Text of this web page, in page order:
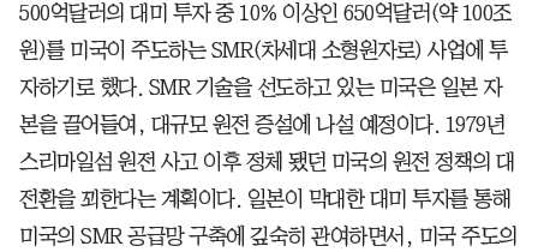
500억달러의 대미 투자 중 10% 이상인 650억달러(약 100조
원)를 미국이 주도하는 SMR(차세대 소형원자로) 사업에 투
자하기로 했다. SMR 기술을 선도하고 있는 미국은 일본 자
본을 끌어들여, 대규모 원전 증설에 나설 예정이다. 1979년
스리마일섬 원전 사고 이후 정체 됐던 미국의 원전 정책의 대
전환을 꾀한다는 계획이다. 일본이 막대한 대미 투자를 통해
미국의 SMR 공급망 구축에 깊숙히 관여하면서, 미국 주도의